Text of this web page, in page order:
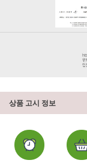
상품 고시 정보